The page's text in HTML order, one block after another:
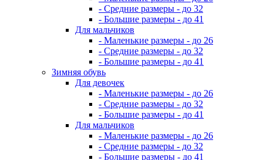
- Средние размеры - до 32
- Большие размеры - до 41
Для мальчиков
- Маленькие размеры - до 26
- Средние размеры - до 32
- Большие размеры - до 41
Зимняя обувь
Для девочек
- Маленькие размеры - до 26
- Средние размеры - до 32
- Большие размеры - до 41
Для мальчиков
- Маленькие размеры - до 26
- Средние размеры - до 32
- Большие размеры - до 41